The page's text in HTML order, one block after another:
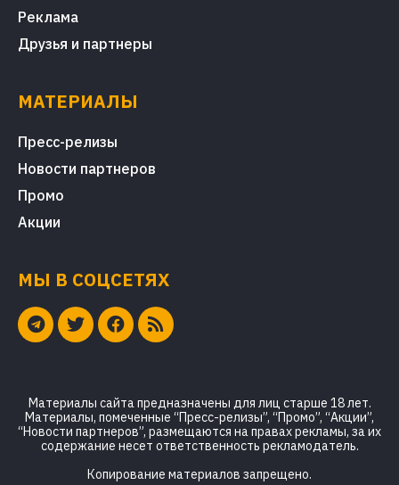
Реклама
Друзья и партнеры
МАТЕРИАЛЫ
Пресс-релизы
Новости партнеров
Промо
Акции
МЫ В СОЦСЕТЯХ
Материалы сайта предназначены для лиц старше 18 лет.
Материалы, помеченные “Пресс-релизы”, “Промо”, “Акции”,
“Новости партнеров”, размещаются на правах рекламы, за их
содержание несет ответственность рекламодатель.
Копирование материалов запрещено.